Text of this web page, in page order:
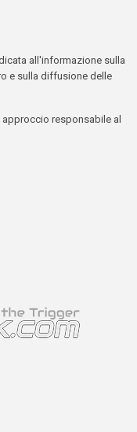
all'informazione sulla
e sulla diffusione delle
responsabile al